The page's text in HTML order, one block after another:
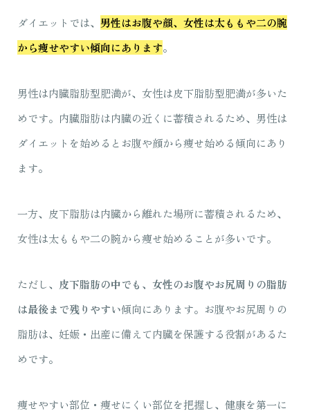
ダイエットでは、 男性はお腹や顔、女性は太ももや二の腕
から痩せやすい傾向にあります。
男性は内臓脂肪型肥満が、女性は皮下脂肪型肥満が多いた
めです。内臓脂肪は内臓の近くに蓄積されるため、男性は
ダイエットを始めるとお腹や顔から痩せ始める傾向にあり
ます。
一方、皮下脂肪は内臓から離れた場所に蓄積されるため、
女性は太ももや二の腕から痩せ始めることが多いです。
ただし、 皮下脂肪の中でも、女性のお腹やお尻周りの脂肪
は最後まで残りやすい傾向にあります。お腹やお尻周りの
脂肪は、妊娠・出産に備えて内臓を保護する役割があるた
めです。
痩せやすい部位・痩せにくい部位を把握し、健康を第一に